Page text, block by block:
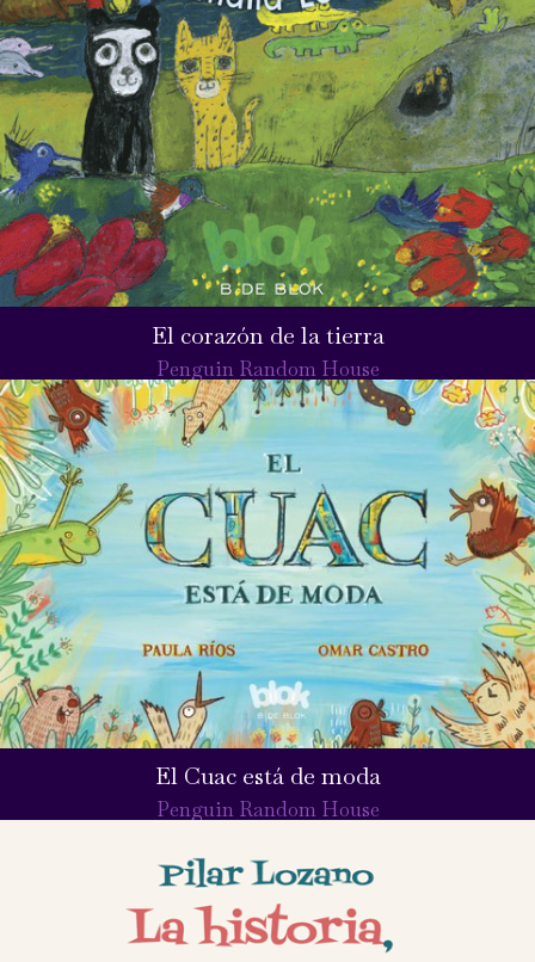
El corazón de la tierra
Penguin Random House
El Cuac está de moda
Penguin Random House